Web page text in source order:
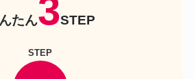
ンサー デニスンオブザレイク
プーリップ 木之本桜
ーさくら クリアカード編
ービー スキッパー フレンド
ラッフ FLUFF
たん3STEP
STEP